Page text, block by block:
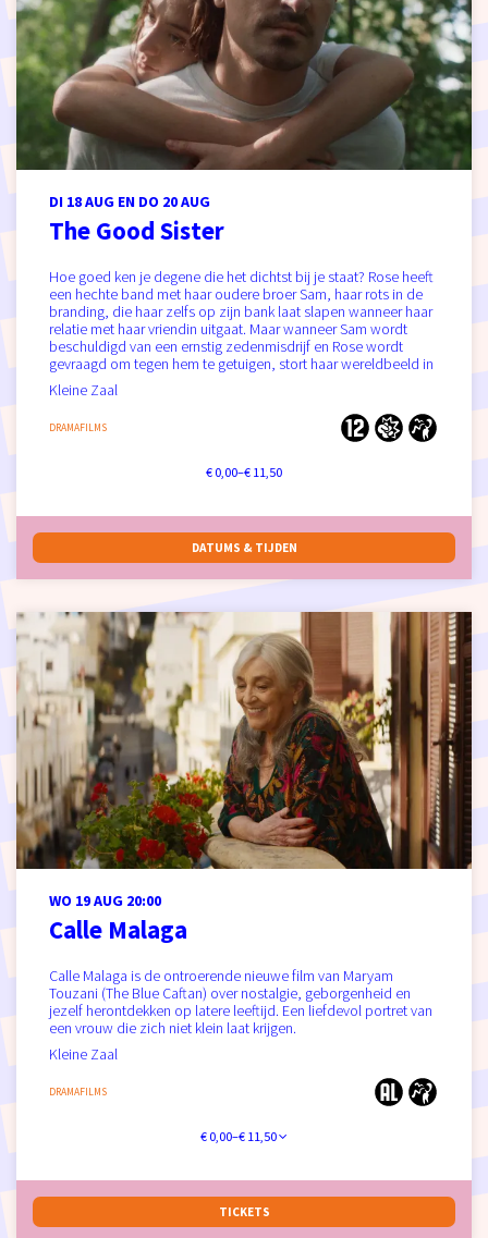
The Good Sister
DI 18 AUG EN DO 20 AUG
Hoe goed ken je degene die het dichtst bij je staat? Rose heeft
een hechte band met haar oudere broer Sam, haar rots in de
branding, die haar zelfs op zijn bank laat slapen wanneer haar
relatie met haar vriendin uitgaat. Maar wanneer Sam wordt
beschuldigd van een ernstig zedenmisdrijf en Rose wordt
gevraagd om tegen hem te getuigen, stort haar wereldbeeld in
Kleine Zaal
DRAMAFILMS
€ 0,00–€ 11,50
DATUMS & TIJDEN
Calle Malaga
WO 19 AUG 20:00
Calle Malaga is de ontroerende nieuwe film van Maryam
Touzani (The Blue Caftan) over nostalgie, geborgenheid en
jezelf herontdekken op latere leeftijd. Een liefdevol portret van
een vrouw die zich niet klein laat krijgen.
Kleine Zaal
DRAMAFILMS
€ 0,00–€ 11,50
TICKETS